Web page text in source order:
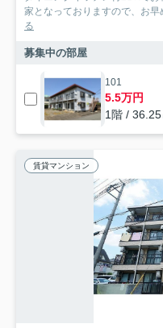
家となっておりますので、お
る
募集中の部屋
101
5.5万円
1階 /
賃貸マンション